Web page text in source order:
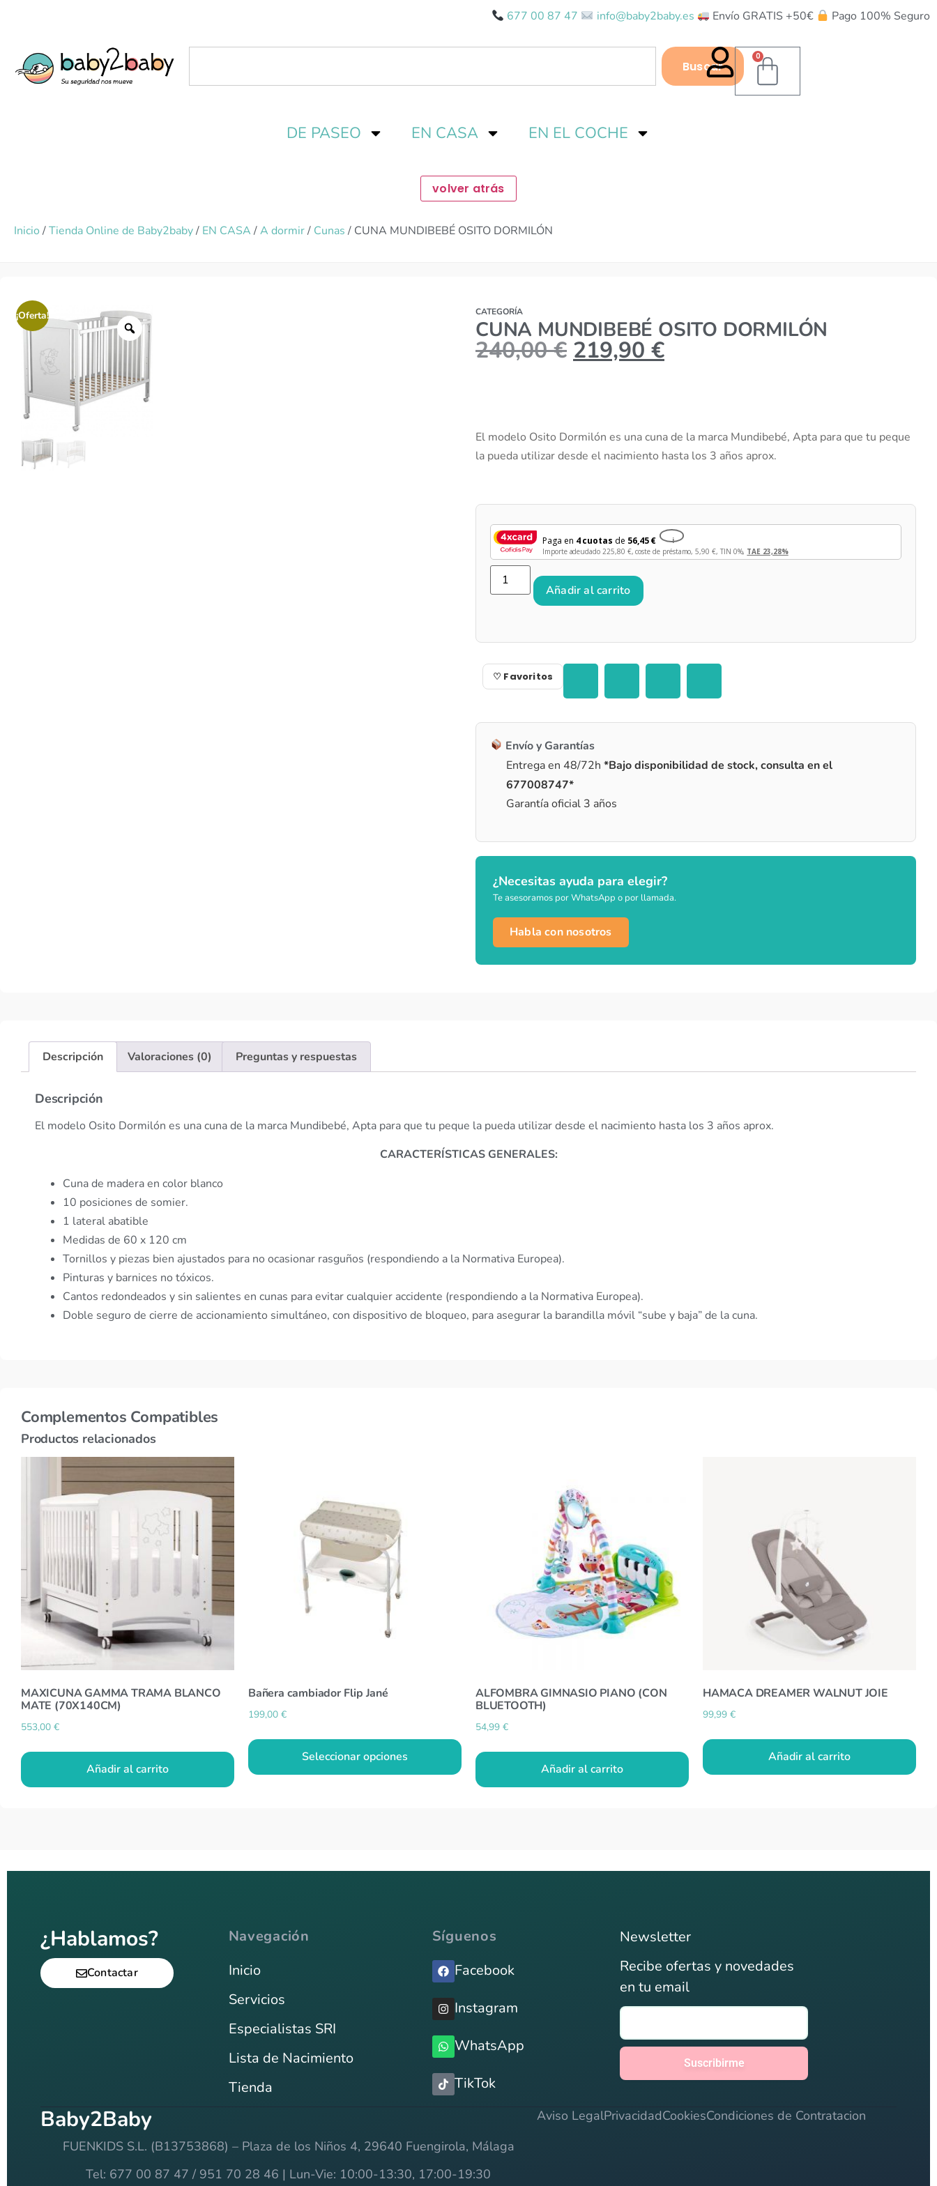
677 00 87 47 info@baby2baby.es Envío GRATIS +50€ Pago 100% Seguro
Buscar
0
DE PASEO EN CASA EN EL COCHE
Inicio /Tienda Online de Baby2baby/ EN CASA /A dormir/ Cunas / CUNA MUNDIBEBÉ OSITO DORMILÓN
¡Oferta! CATEGORÍA
CUNA MUNDIBEBÉ OSITO DORMILÓN
240,00€ 219,90 €
El modelo Osito Dormilón es una cuna de la marca Mundibebé, Apta para que tu peque
la pueda utilizar desde el nacimiento hasta los 3 años aprox.
Paga en 4 cuotas de 56,45€
i
Importe adeudado 225,80 €, coste de préstamo,5,90 €, TIN 0%, TAE 23,28%
Añadir al carrito
♡ Favoritos
Envío y Garantías
Entrega en 48/72h *Bajo disponibilidad de stock, consulta en el
677008747*
Garantía oficial 3 años
¿Necesitas ayuda para elegir?
Te asesoramos por WhatsApp o por llamada.
Habla con nosotros
Descripción Valoraciones (0) Preguntas y respuestas
Descripción
El modelo Osito Dormilón es una cuna de la marca Mundibebé, Apta para que tu peque la pueda utilizar desde el nacimiento hasta los 3 años aprox.
CARACTERÍSTICAS GENERALES:
Cuna de madera en color blanco
10 posiciones de somier.
1 lateral abatible
Medidas de 60 x 120 cm
Tornillos y piezas bien ajustados para no ocasionar rasguños (respondiendo a la Normativa Europea).
Pinturas y barnices no tóxicos.
Cantos redondeados y sin salientes en cunas para evitar cualquier accidente (respondiendo a la Normativa Europea).
Doble seguro de cierre de accionamiento simultáneo, con dispositivo de bloqueo, para asegurar la barandilla móvil “sube y baja” de la cuna.
Complementos Compatibles
Productos relacionados
MAXICUNA GAMMA TRAMA BLANCO
MATE (70X140CM)
553,00 €
Añadir al carrito
Bañera cambiador Flip Jané
199,00 €
Seleccionar opciones
ALFOMBRA GIMNASIO PIANO (CON
BLUETOOTH)
54,99 €
Añadir al carrito
HAMACA DREAMER WALNUT JOIE
99,99 €
Añadir al carrito
¿Hablamos?
Contactar
Navegación
Inicio
Servicios
Especialistas SRI
Lista de Nacimiento
Tienda
Síguenos
Facebook
Instagram
WhatsApp
TikTok
Newsletter
Recibe ofertas y novedades
en tu email
Suscribirme
Baby2Baby
FUENKIDS S.L. (B13753868) – Plaza de los Niños 4, 29640 Fuengirola, Málaga
Tel: 677 00 87 47 / 951 70 28 46 | Lun-Vie: 10:00-13:30, 17:00-19:30
Aviso LegalPrivacidadCookiesCondiciones de Contratacion